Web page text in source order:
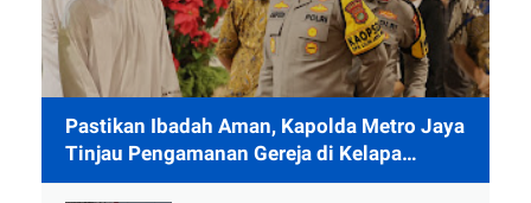
Pastikan Ibadah Aman, Kapolda Metro Jaya
Tinjau Pengamanan Gereja di Kelapa
Gading